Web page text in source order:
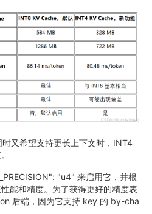
又希望支持更长上下文时，INT4
"u4" 来启用它，并根
能和精度。为了获得更好的精度表
后端，因为它支持 key 的 by-cha